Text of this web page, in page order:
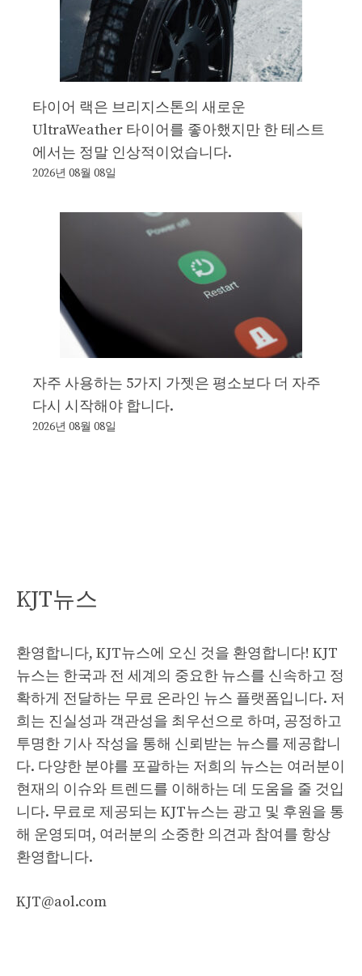
타이어 랙은 브리지스톤의 새로운
UltraWeather 타이어를 좋아했지만 한 테스트
에서는 정말 인상적이었습니다.
2026년 08월 08일
자주 사용하는 5가지 가젯은 평소보다 더 자주
다시 시작해야 합니다.
2026년 08월 08일
KJT뉴스
환영합니다, KJT뉴스에 오신 것을 환영합니다! KJT
뉴스는 한국과 전 세계의 중요한 뉴스를 신속하고 정
확하게 전달하는 무료 온라인 뉴스 플랫폼입니다. 저
희는 진실성과 객관성을 최우선으로 하며, 공정하고
투명한 기사 작성을 통해 신뢰받는 뉴스를 제공합니
다. 다양한 분야를 포괄하는 저희의 뉴스는 여러분이
현재의 이슈와 트렌드를 이해하는 데 도움을 줄 것입
니다. 무료로 제공되는 KJT뉴스는 광고 및 후원을 통
해 운영되며, 여러분의 소중한 의견과 참여를 항상
환영합니다.
KJT@aol.com